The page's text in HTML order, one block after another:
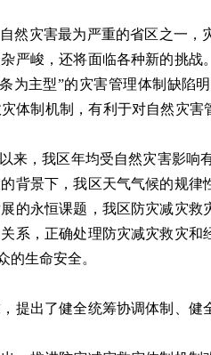
灾害最为严重的省区之一，
严峻，还将面临各种新的挑
为主型”的灾害管理体制缺陷
体制机制，有利于对自然灾
，我区年均受自然灾害影响
背景下，我区天气气候的规
的永恒课题，我区防灾减灾
系，正确处理防灾减灾救灾
的生命安全。
出了健全统筹协调体制、健